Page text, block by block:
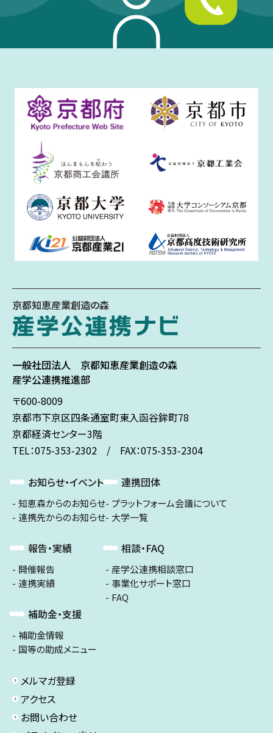
京都知恵産業創造の森
一般社団法人 京都知恵産業創造の森
産学公連携推進部
〒600-8009
京都市下京区四条通室町東入函谷鉾町78
京都経済センター3階
TEL：075-353-2302 / FAX：075-353-2304
お知らせ・イベント
知恵森からのお知らせ
連携先からのお知らせ
報告・実績
開催報告
連携実績
補助金・支援
補助金情報
国等の助成メニュー
連携団体
プラットフォーム会議について
大学一覧
相談・FAQ
産学公連携相談窓口
事業化サポート窓口
FAQ
メルマガ登録
アクセス
お問い合わせ